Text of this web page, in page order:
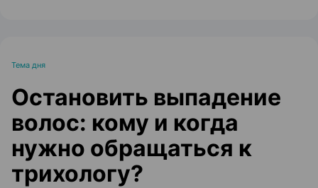
Тема дня
Остановить выпадение
волос: кому и когда
нужно обращаться к
трихологу?